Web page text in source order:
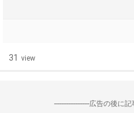
31 view
--------------------広告の後に